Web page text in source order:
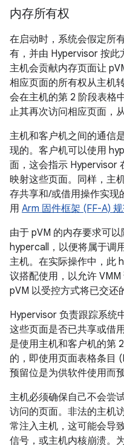
内存所有权
在启动时，系统会假定所
有，并由 Hypervisor 按此
主机会贡献内存页面让
相应页面的所有权从主机
会在主机的第 2 阶段表格
止其再次访问相应页面，
主机和客户机之间的通信
现的。客户机可以使用
面，这会指示 Hypervisor
映射这些页面。同样，主
存共享和/或借用操作实现
用 Arm 固件框架 (FF-A)
由于 pVM 的内存要求可
hypercall，以便将属于调
主机。在实际操作中，此
议搭配使用，以允许
pVM 以受控方式将已交还
Hypervisor 负责跟踪系统
这些页面是否已共享或借
是使用主机和客户机的第
的，即使用页面表格条目
预留位是为供软件使用而预
主机必须确保自己不会尝
访问的页面。非法的主机
常注入主机，这可能会导
信号，或主机内核崩溃。